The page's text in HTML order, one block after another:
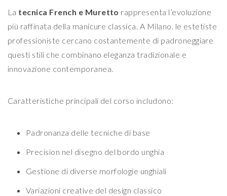
La tecnica French e Muretto rappresenta l’evoluzione
più raffinata della manicure classica. A Milano. le estetiste
professioniste cercano costantemente di padroneggiare
questi stili che combinano eleganza tradizionale e
innovazione contemporanea.
Caratteristiche principali del corso includono:
Padronanza delle tecniche di base
Precision nel disegno del bordo unghia
Gestione di diverse morfologie unghiali
Variazioni creative del design classico